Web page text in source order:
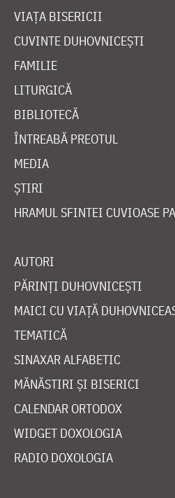
VIAȚA BISERICII
CUVINTE DUHOVNICEȘTI
FAMILIE
LITURGICĂ
BIBLIOTECĂ
ÎNTREABĂ PREOTUL
MEDIA
ȘTIRI
HRAMUL SFINTEI CUVIOASE
AUTORI
PĂRINȚI DUHOVNICEȘTI
MAICI CU VIAȚĂ
TEMATICĂ
SINAXAR ALFABETIC
MĂNĂSTIRI ȘI BISERICI
CALENDAR ORTODOX
WIDGET DOXOLOGIA
RADIO DOXOLOGIA